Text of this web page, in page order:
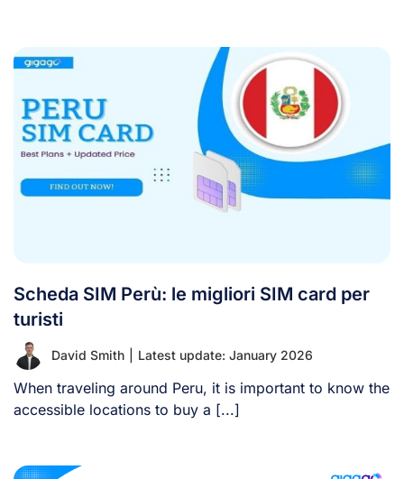
Scheda SIM Perù: le migliori SIM card per
turisti
David Smith Latest update: January 2026
When traveling around Peru, it is important to know the
accessible locations to buy a [...]